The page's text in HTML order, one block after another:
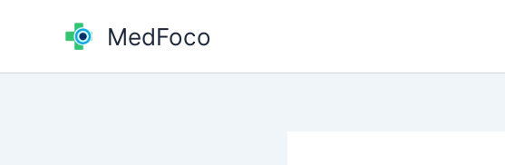
MedFoco